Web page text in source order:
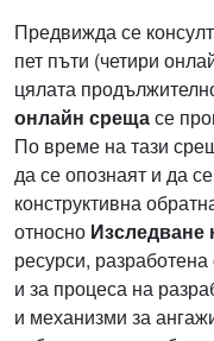
Предвижда се
пет пъти (четири
цялата
онлайн срещасе
По време на тази
да се опознаят и да
конструктивна
относно Изследване
ресурси,
и за процеса на
и механизми за